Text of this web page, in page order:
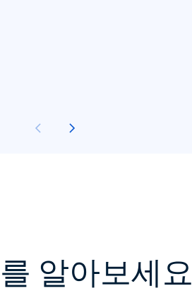
알아보세요